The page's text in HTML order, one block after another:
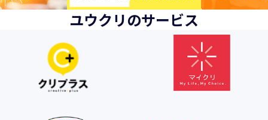
ユウクリのサービス